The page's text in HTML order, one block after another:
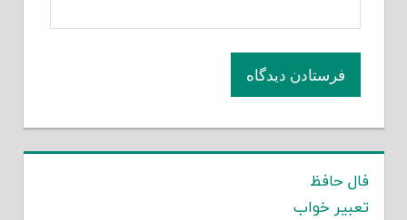
فال حافظ
تعبیر خواب